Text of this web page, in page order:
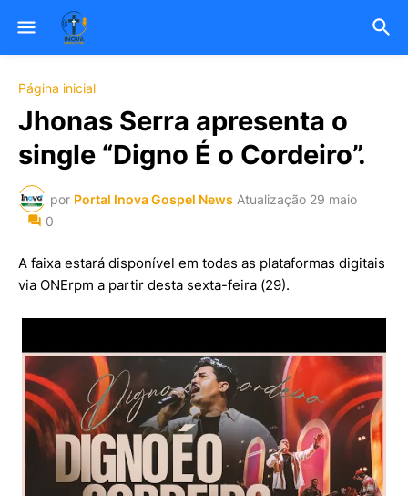
Página inicial
Jhonas Serra apresenta o
single “Digno É o Cordeiro”.
por Portal Inova Gospel News Atualização 29 maio
0
A faixa estará disponível em todas as plataformas digitais
via ONErpm a partir desta sexta-feira (29).